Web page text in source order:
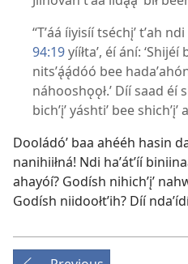
“Tʼáá íiyisíí tséchįʼ tʼah
94:19yííłtaʼ, éí ání: ‘Shijéí
nitsʼą́ą́dóó bee
náhooshǫǫł.’ Díí saad éí
bichʼįʼ yáshtiʼ bee
Dooládóʼ baa ahééh hasin
nanihiiłná! Ndi haʼátʼíí
ahayóí? Godísh nihichʼįʼ
Godísh niidoołtʼih? Díí